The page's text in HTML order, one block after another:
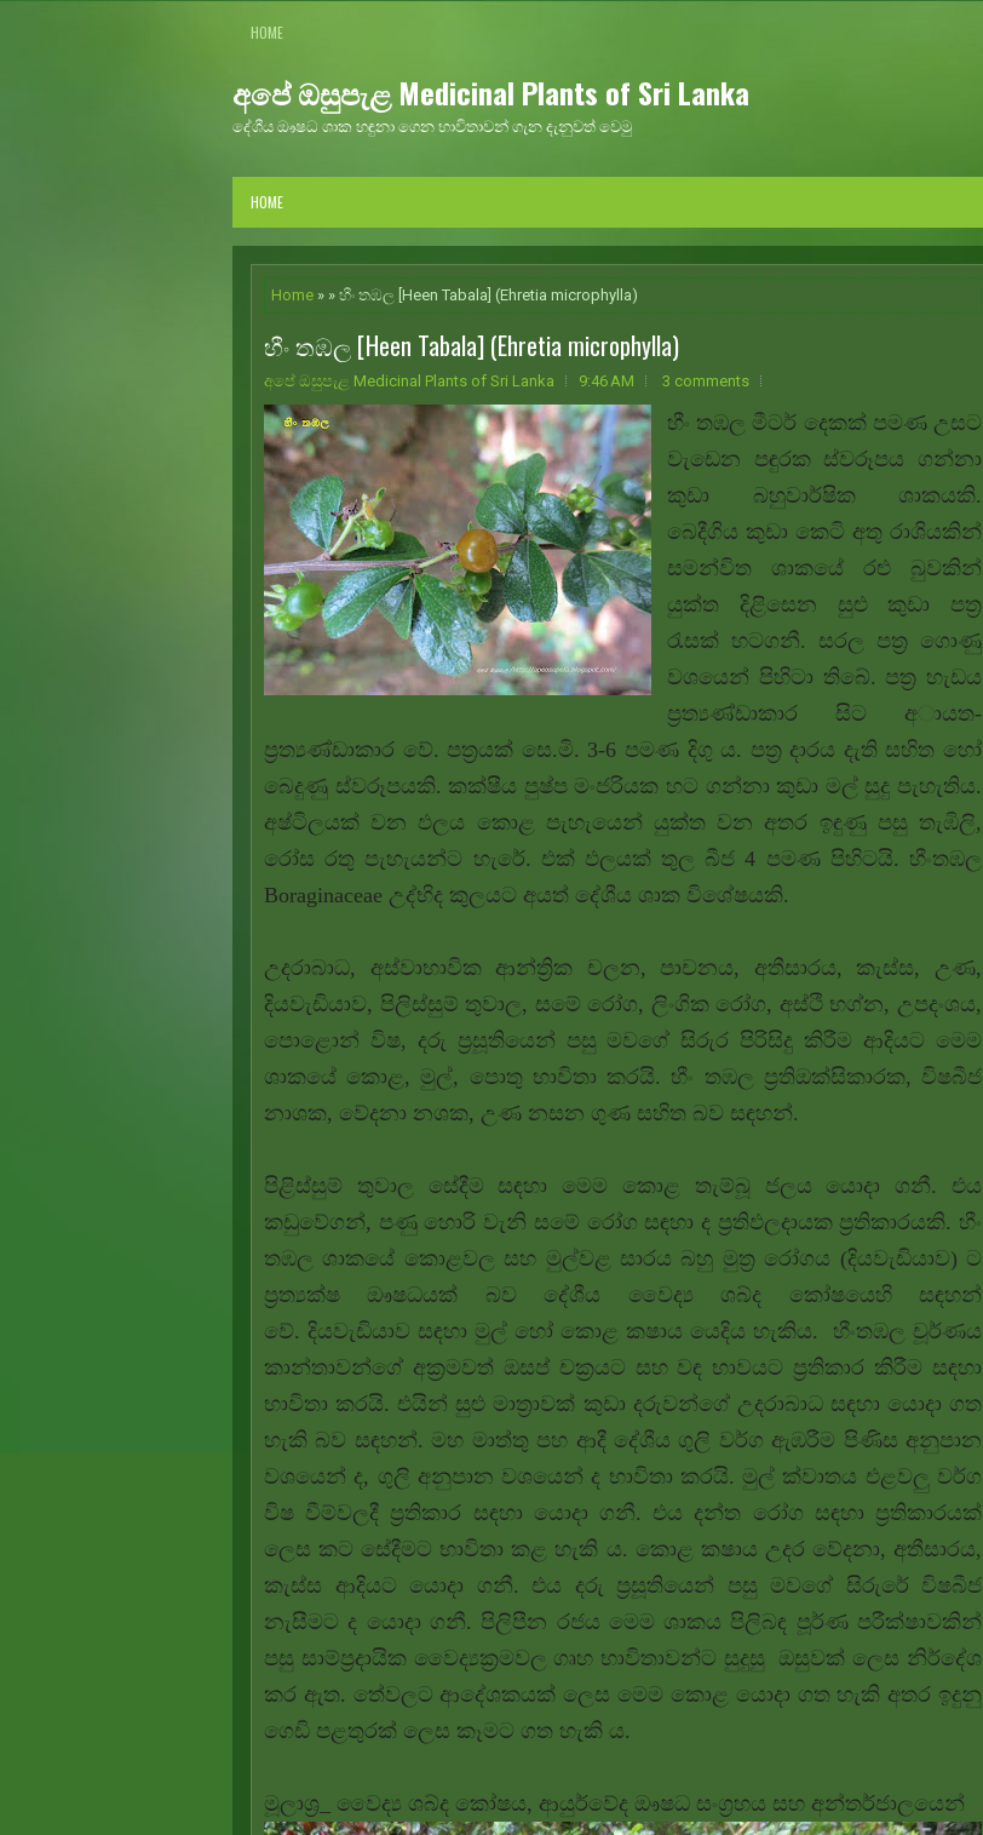
HOME
අපේ ඔසුපැළ Medicinal Plants of Sri Lanka
දේශීය ඖෂධ ශාක හඳුනා ගෙන භාවිතාවන් ගැන දැනුවත් වෙමු
HOME
Home » » හීං තඹල [Heen Tabala] (Ehretia microphylla)
හීං තඹල [Heen Tabala] (Ehretia microphylla)
අපේ ඔසුපැළ Medicinal Plants of Sri Lanka 9:46 AM 3 comments
හීං තඹල මීටර් දෙකක් පමණ උසට
වැඩෙන පඳුරක ස්වරූපය ගන්නා
කුඩා බහුවාර්ෂික ශාකයකි.
බෙදීගිය කුඩා කෙටි අතු රාශියකින්
සමන්විත ශාකයේ රළු බුවකින්
යුක්ත දිළිසෙන සුළු කුඩා පත්‍ර
රැසක් හටගනී. සරල පත්‍ර ගොණු
වශයෙන් පිහිටා තිබේ. පත්‍ර හැඩය
ප්‍රත්‍යණ්ඩාකාර සිට අායත-
ප්‍රත්‍යණ්ඩාකාර වේ. පත්‍රයක් සෙ.මි. 3-6 පමණ දිගු ය. පත්‍ර දාරය දැති සහිත හෝ
බෙදුණු ස්වරූපයකි. කක්ෂීය පුෂ්ප මංජරියක හට ගන්නා කුඩා මල් සුදු පැහැතිය.
අෂ්ටිලයක් වන ඵලය කොළ පැහැයෙන් යුක්ත වන අතර ඉඳුණු පසු තැඹිලි,
රෝස රතු පැහැයන්ට හැරේ. එක් ඵලයක් තුල බීජ 4 පමණ පිහිටයි. හීංතඹල
Boraginaceae උද්භිද කුලයට අයත් දේශීය ශාක විශේෂයකි.
උදරාබාධ, අස්වාභාවික ආන්ත්‍රික චලන, පාචනය, අතීසාරය, කැස්ස, උණ,
දියවැඩියාව, පිලිස්සුම් තුවාල, සමේ රෝග, ලිංගික රෝග, අස්ථි භග්න, උපදංශය,
පොළොන් විෂ, දරු ප්‍රසූතියෙන් පසු මවගේ සිරුර පිරිසිදු කිරීම ආදියට මෙම
ශාකයේ කොළ, මුල්, පොතු භාවිතා කරයි. හීං තඹල ප්‍රතිඔක්සිකාරක, විෂබීජ
නාශක, වේදනා නශක, උණ නසන ගුණ සහිත බව සඳහන්.
පිළිස්සුම් තුවාල සේදීම සඳහා මෙම කොළ තැම්බූ ජලය යොදා ගනී. එය
කඩුවේගන්, පණු හොරි වැනි සමේ රෝග සඳහා ද ප්‍රතිඵලදායක ප්‍රතිකාරයකි. හීං
තඹල ශාකයේ කොළවල සහ මුල්වළ සාරය බහු මුත්‍ර රෝගය (දියවැඩියාව) ට
ප්‍රත්‍යක්ෂ ඖෂධයක් බව දේශීය වෛද්‍ය ශබ්ද කෝෂයෙහි සඳහන්
වේ. දියවැඩියාව සඳහා මුල් හෝ කොළ කෂාය යෙදිය හැකිය.
හීංතඹල චූර්ණය
කාන්තාවන්ගේ අක්‍රමවත් ඔසප් චක්‍රයට සහ වඳ භාවයට ප්‍රතිකාර කිරීම සඳහා
භාවිතා කරයි. එයින් සුළු මාත්‍රාවක් කුඩා දරුවන්ගේ උදරාබාධ සඳහා යොදා ගත
හැකි බව සඳහන්. මහ මාත්තු පහ ආදී දේශීය ගුලි වර්ග ඇඹරීම පිණිස අනුපාන
වශයෙන් ද, ගුලි අනුපාන වශයෙන් ද භාවිතා කරයි. මුල් ක්වාතය එළවලු වර්ග
විෂ වීම්වලදී ප්‍රතිකාර සඳහා යොදා ගනී. එය දන්ත රෝග සඳහා ප්‍රතිකාරයක්
ලෙස කට සේදීමට භාවිතා කළ හැකි ය. කොළ කෂාය උදර වේදනා, අතීසාරය,
කැස්ස ආදියට යොදා ගනී. එය දරු ප්‍රසූතියෙන් පසු මවගේ සිරුරේ විෂබීජ
නැසීමට ද යොදා ගනී. පිලිපීන රජය මෙම ශාකය පිලිබඳ පූර්ණ පරීක්ෂාවකින්
පසු සාම්ප්‍රදායික වෛද්‍යක්‍රමවල ගෘහ භාවිතාවන්ට සුදුසු ඔසුවක් ලෙස නිර්දේශ
කර ඇත. තේවලට ආදේශකයක් ලෙස මෙම කොළ යොදා ගත හැකි අතර ඉදුනු
ගෙඩි පළතුරක් ලෙස කෑමට ගත හැකි ය.
මූලාශ්‍ර_ වෛද්‍ය ශබ්ද කෝෂය, ආයුර්වේද ඖෂධ සංග්‍රහය සහ අන්තර්ජාලයෙන්